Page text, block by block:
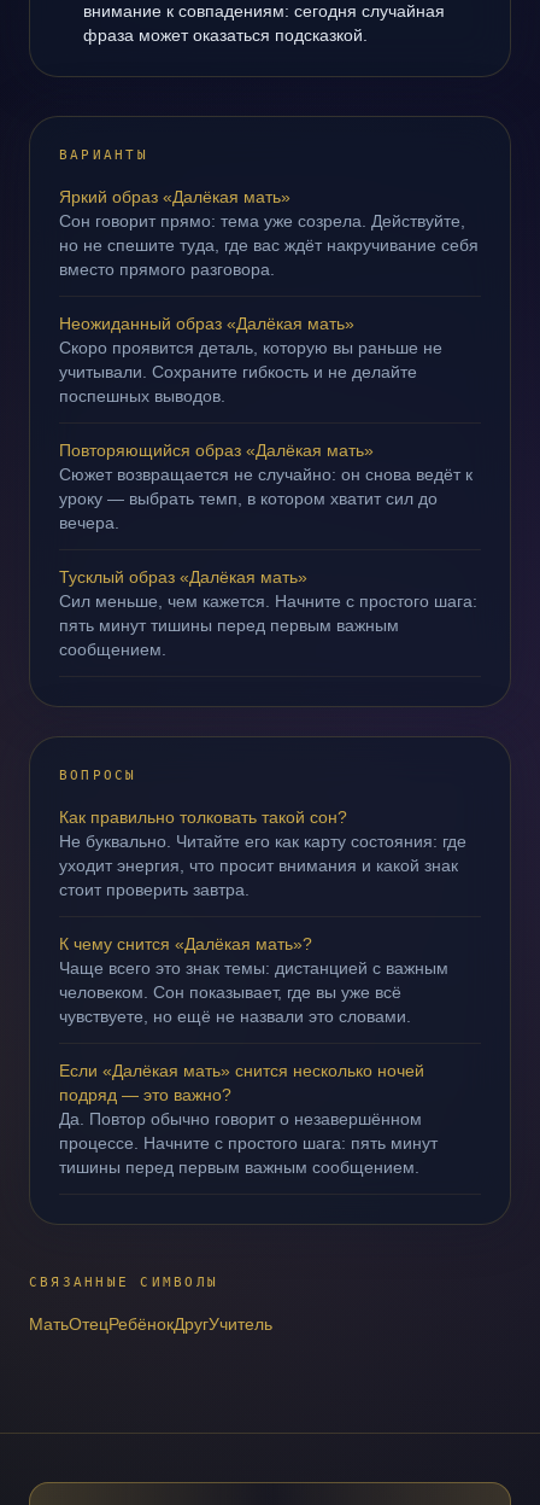
внимание к совпадениям: сегодня случайная
фраза может оказаться подсказкой.
ВАРИАНТЫ
Яркий образ «Далёкая мать»
Сон говорит прямо: тема уже созрела. Действуйте,
но не спешите туда, где вас ждёт накручивание себя
вместо прямого разговора.
Неожиданный образ «Далёкая мать»
Скоро проявится деталь, которую вы раньше не
учитывали. Сохраните гибкость и не делайте
поспешных выводов.
Повторяющийся образ «Далёкая мать»
Сюжет возвращается не случайно: он снова ведёт к
уроку — выбрать темп, в котором хватит сил до
вечера.
Тусклый образ «Далёкая мать»
Сил меньше, чем кажется. Начните с простого шага:
пять минут тишины перед первым важным
сообщением.
ВОПРОСЫ
Как правильно толковать такой сон?
Не буквально. Читайте его как карту состояния: где
уходит энергия, что просит внимания и какой знак
стоит проверить завтра.
К чему снится «Далёкая мать»?
Чаще всего это знак темы: дистанцией с важным
человеком. Сон показывает, где вы уже всё
чувствуете, но ещё не назвали это словами.
Если «Далёкая мать» снится несколько ночей
подряд — это важно?
Да. Повтор обычно говорит о незавершённом
процессе. Начните с простого шага: пять минут
тишины перед первым важным сообщением.
СВЯЗАННЫЕ СИМВОЛЫ
МатьОтецРебёнокДругУчитель